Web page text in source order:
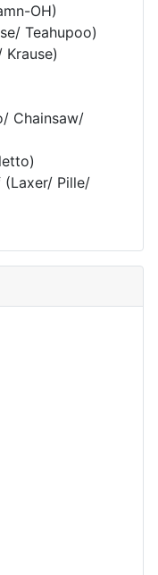
OH)
Teahupoo)
Krause)
Chainsaw/
(Laxer/ Pille/